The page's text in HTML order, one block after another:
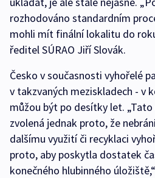
rozhodováno standardním
mohli mít finální lokalitu do
ředitel SÚRAO Jiří Slovák.
Česko v současnosti vyhořelé
v takzvaných meziskladech - v
můžou být po desítky let.
zvolená jednak proto, že
dalšímu využití či recyklaci
proto, aby poskytla dostatek
konečného hlubinného